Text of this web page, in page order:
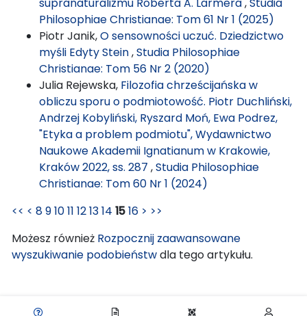
Philosophiae Christianae: Tom 61 Nr 1 (2025)
Piotr Janik,O sensowności uczuć. Dziedzictwo
myśli Edyty Stein,Studia Philosophiae
Christianae: Tom 56 Nr 2 (2020)
Julia Rejewska, Filozofia chrześcijańska w
obliczu sporu o podmiotowość. Piotr Duchliński,
Andrzej Kobyliński, Ryszard Moń, Ewa Podrez,
"Etyka a problem podmiotu", Wydawnictwo
Naukowe Akademii Ignatianum w Krakowie,
Kraków 2022, ss. 287 ,Studia Philosophiae
Christianae: Tom 60 Nr 1 (2024)
<< < 891011 121314 1516 > >>
Możesz również Rozpocznij zaawansowane
wyszukiwanie podobieństwdla tego artykułu.